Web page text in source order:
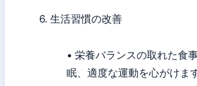
6. 生活習慣の改善
• 栄養バランスの取れた食
眠、適度な運動を心がけます